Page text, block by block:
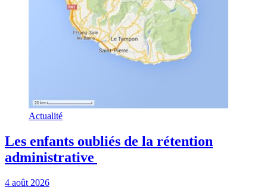
Actualité
Les enfants oubliés de la rétention
administrative
4 août 2026